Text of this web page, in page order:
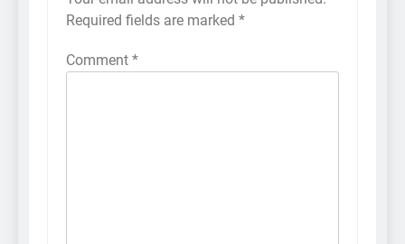
Required fields are marked *
Comment *